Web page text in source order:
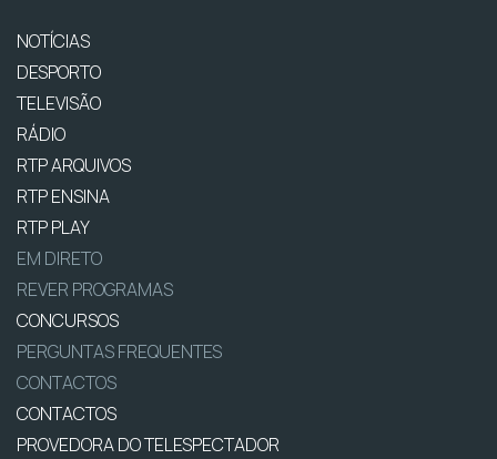
NOTÍCIAS
DESPORTO
TELEVISÃO
RÁDIO
RTP ARQUIVOS
RTP ENSINA
RTP PLAY
EM DIRETO
REVER PROGRAMAS
CONCURSOS
PERGUNTAS FREQUENTES
CONTACTOS
CONTACTOS
PROVEDORA DO TELESPECTADOR